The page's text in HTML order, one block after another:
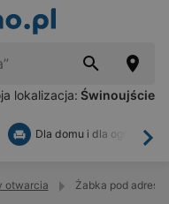
lokalizacja: Świnoujście
Dla domu i dla ogrodu
otwarcia Żabka pod